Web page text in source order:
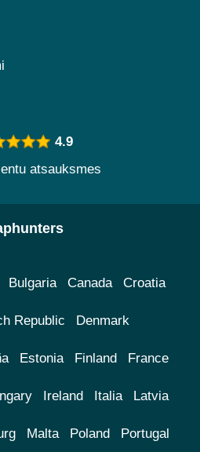
4.9
atsauksmes
Bulgaria Canada Croatia
Republic Denmark
Estonia Finland France
Ireland Italia Latvia
Malta Poland Portugal